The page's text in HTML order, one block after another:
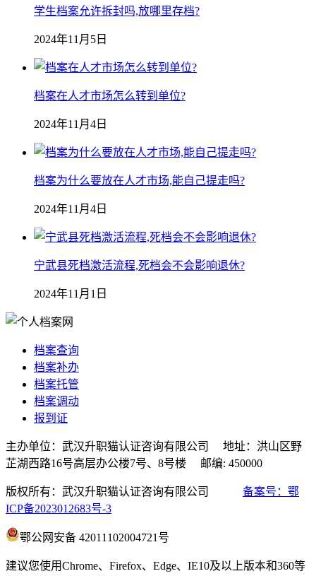
学生档案允许拆封吗,放哪里存档?
2024年11月5日
档案在人才市场怎么转到单位?
2024年11月4日
档案为什么要放在人才市场,能自己提走吗?
2024年11月4日
宁武县死档激活流程,死档会不会影响退休?
2024年11月1日
档案查询
档案补办
档案托管
档案调动
报到证
主办单位：武汉升职猫认证咨询有限公司 地址：洪山区野
芷湖西路16号高层办公楼7号、8号楼 邮编: 450000
版权所有：武汉升职猫认证咨询有限公司 备案号：鄂
ICP备2023012683号-3
鄂公网安备 42011102004721号
建议您使用Chrome、Firefox、Edge、IE10及以上版本和360等